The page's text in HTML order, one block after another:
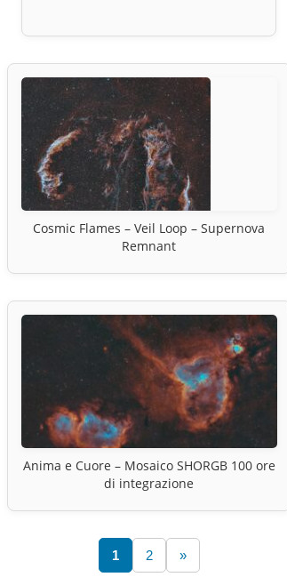
Cosmic Flames – Veil Loop – Supernova
Remnant
Anima e Cuore – Mosaico SHORGB 100 ore
di integrazione
1 2 »